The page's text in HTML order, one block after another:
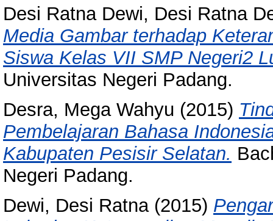
Desi Ratna Dewi, Desi Ratna
Media Gambar terhadap
Siswa Kelas VII SMP Negeri2
Universitas Negeri Padang.
Desra, Mega Wahyu (2015)
Pembelajaran Bahasa
Kabupaten Pesisir Selatan.
Negeri Padang.
Dewi, Desi Ratna(2015)